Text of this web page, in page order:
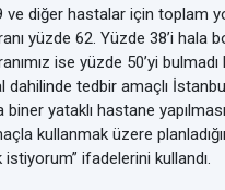
ve diğer hastalar için toplam
yüzde 62. Yüzde 38’i hala
ise yüzde 50’yi
dahilinde tedbir amaçlı
biner yataklı hastane
kullanmak üzere
ifadelerini kullandı.